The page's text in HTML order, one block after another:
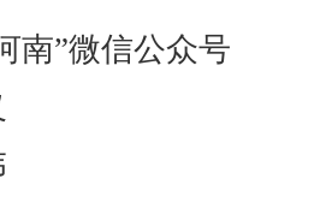
南”微信公众号